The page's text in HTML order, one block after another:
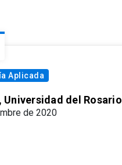
Aplicada
Universidad del Rosario
de 2020